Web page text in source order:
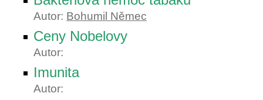
Autor: Bohumil Němec
Ceny Nobelovy
Autor:
Imunita
Autor: